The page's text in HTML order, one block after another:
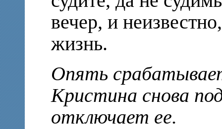
вечер, и
жизнь.
Опять
Кристина снова
отключает ее.